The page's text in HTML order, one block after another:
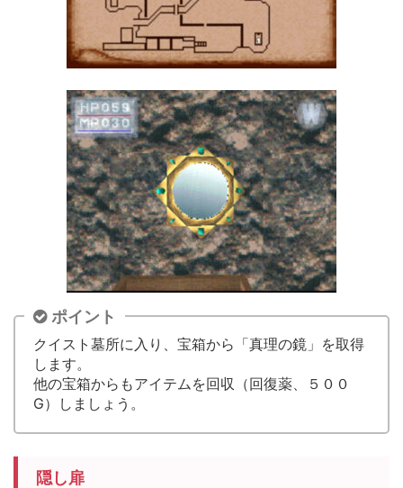
ポイント
クイスト墓所に入り、宝箱から「真理の鏡」を取得
します。
他の宝箱からもアイテムを回収（回復薬、５００
G）しましょう。
隠し扉